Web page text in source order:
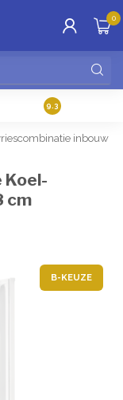
0
Gratis
9.3
inbouw
Koel-
cm
B-KEUZE